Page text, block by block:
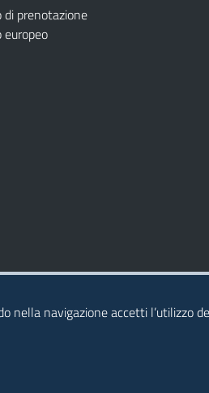
prenotazione
nella navigazione accetti l’utilizzo